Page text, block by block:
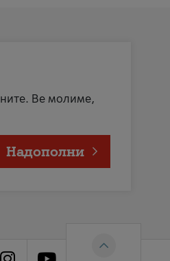
Ве молиме,
Надополни